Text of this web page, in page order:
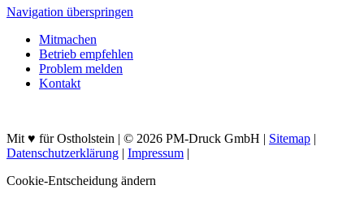
Navigation überspringen
Mitmachen
Betrieb empfehlen
Problem melden
Kontakt
Mit ♥ für Ostholstein | © 2026 PM-Druck GmbH | Sitemap |
Datenschutzerklärung | Impressum |
Cookie-Entscheidung ändern